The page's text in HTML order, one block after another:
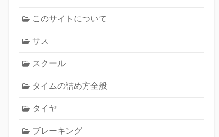
このサイトについて
サス
スクール
タイムの詰め方全般
タイヤ
ブレーキング